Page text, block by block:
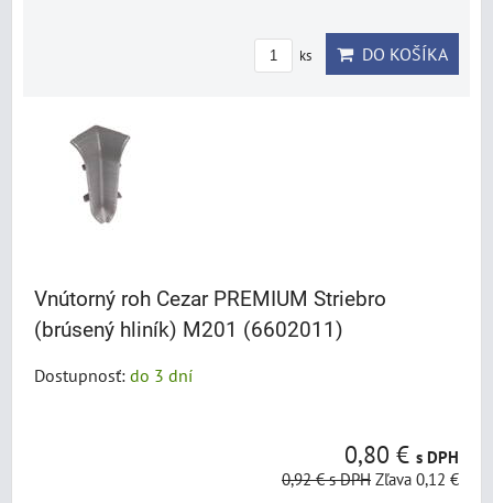
ks DO KOŠÍKA
Vnútorný roh Cezar PREMIUM Striebro
(brúsený hliník) M201 (6602011)
Dostupnosť: do 3 dní
0,80 € s DPH
0,92 €s DPH Zľava 0,12 €